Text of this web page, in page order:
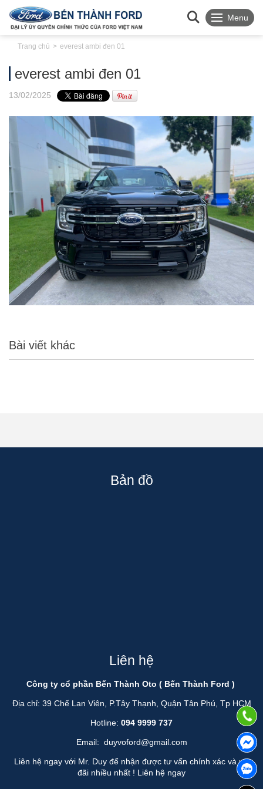
Menu
Trang chủ everest ambi đen 01
everest ambi đen 01
13/02/2025
Bài viết khác
Bản đồ
Liên hệ
Công ty cổ phần Bến Thành Oto ( Bến Thành Ford )
Địa chỉ: 39 Chế Lan Viên, P.Tây Thạnh, Quận Tân Phú, Tp HCM
Hotline: 094 9999 737
Email: duyvoford@gmail.com
Liên hệ ngay với Mr. Duy để nhận được tư vấn chính xác và ưu
đãi nhiều nhất ! Liên hệ ngay